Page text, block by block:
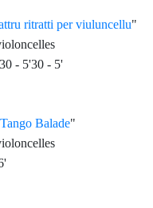
ritratti per viuluncellu"
- 5'30 - 5'
Tango Balade"